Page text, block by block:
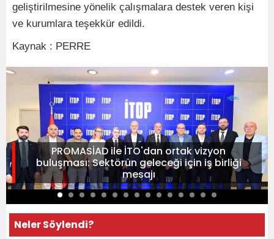
geliştirilmesine yönelik çalışmalara destek veren kişi
ve kurumlara teşekkür edildi.
Kaynak : PERRE
PROMASİAD ile İTO'dan ortak vizyon
buluşması: Sektörün geleceği için iş birliği
mesajı
Neler Söylendi?